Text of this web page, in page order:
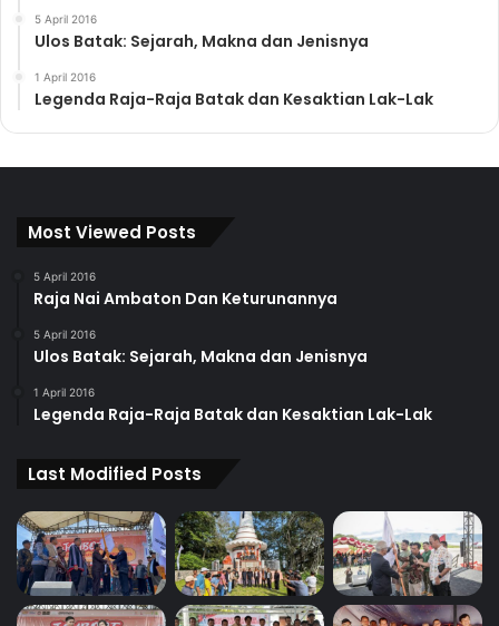
5 April 2016
Ulos Batak: Sejarah, Makna dan Jenisnya
1 April 2016
Legenda Raja-Raja Batak dan Kesaktian Lak-Lak
Most Viewed Posts
5 April 2016
Raja Nai Ambaton Dan Keturunannya
5 April 2016
Ulos Batak: Sejarah, Makna dan Jenisnya
1 April 2016
Legenda Raja-Raja Batak dan Kesaktian Lak-Lak
Last Modified Posts